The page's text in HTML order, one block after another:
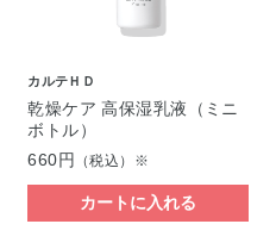
カルテＨＤ
乾燥ケア 高保湿乳液（ミニ
ボトル）
660円
（税込）※
カートに入れる